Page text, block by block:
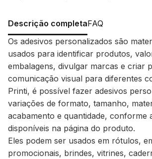
Descrição completaFAQ
Os adesivos personalizados são
usados para identificar produtos,
embalagens, divulgar marcas e criar
comunicação visual para diferentes
Printi, é possível fazer adesivos
variações de formato, tamanho,
acabamento e quantidade, conforme
disponíveis na página do produto.
Eles podem ser usados em rótulos,
promocionais, brindes, vitrines,